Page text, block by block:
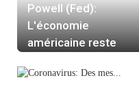
Powell (Fed):
L'économie
américaine reste